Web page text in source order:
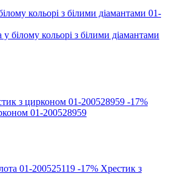
у білому кольорі з білими діамантами
-17%
01-200528959
-17% Хрестик з